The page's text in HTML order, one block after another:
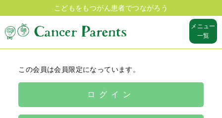
こどもをもつがん患者でつながろう
メニュー
一覧
この会員は会員限定になっています。
ログイン